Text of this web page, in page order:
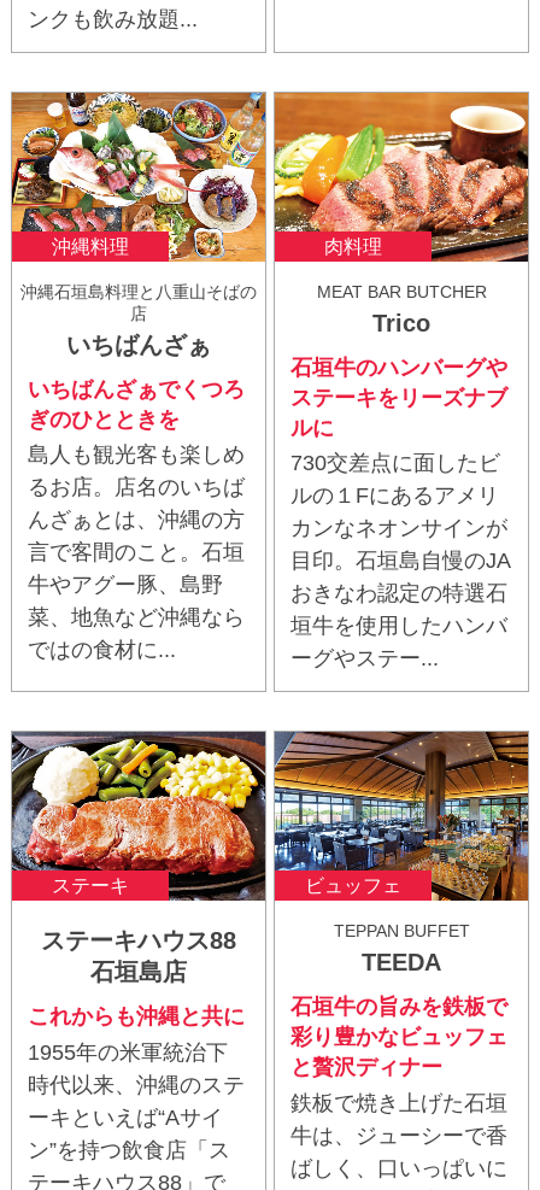
ンクも飲み放題...
沖縄料理
沖縄石垣島料理と八重山そばの
店
いちばんざぁ
いちばんざぁでくつろ
ぎのひとときを
島人も観光客も楽しめ
るお店。店名のいちば
んざぁとは、沖縄の方
言で客間のこと。石垣
牛やアグー豚、島野
菜、地魚など沖縄なら
ではの食材に...
肉料理
MEAT BAR BUTCHER
Trico
石垣牛のハンバーグや
ステーキをリーズナブ
ルに
730交差点に面したビ
ルの１Fにあるアメリ
カンなネオンサインが
目印。石垣島自慢のJA
おきなわ認定の特選石
垣牛を使用したハンバ
ーグやステー...
ステーキ
ステーキハウス88
石垣島店
これからも沖縄と共に
1955年の米軍統治下
時代以来、沖縄のステ
ーキといえば“Aサイ
ン”を持つ飲食店「ス
テーキハウス88」で
ビュッフェ
TEPPAN BUFFET
TEEDA
石垣牛の旨みを鉄板で
彩り豊かなビュッフェ
と贅沢ディナー
鉄板で焼き上げた石垣
牛は、ジューシーで香
ばしく、口いっぱいに